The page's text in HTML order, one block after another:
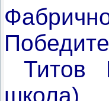
Титов
школа).